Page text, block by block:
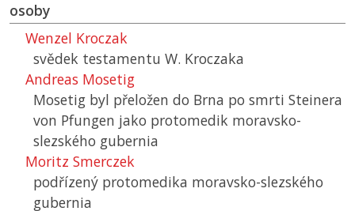
osoby
Wenzel Kroczak
svědek testamentu W. Kroczaka
Andreas Mosetig
Mosetig byl přeložen do Brna po smrti Steinera
von Pfungen jako protomedik moravsko-
slezského gubernia
Moritz Smerczek
podřízený protomedika moravsko-slezského
gubernia